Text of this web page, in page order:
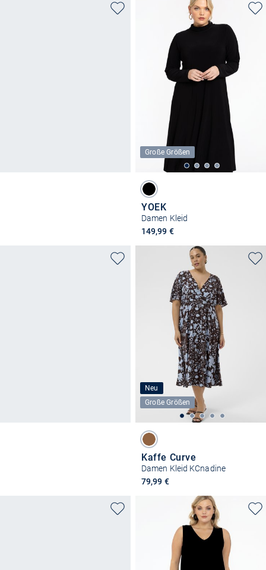
Große Größen
YOEK
Damen Kleid
149,99 €
Neu
Große Größen
Kaffe Curve
Damen Kleid KCnadine
79,99 €